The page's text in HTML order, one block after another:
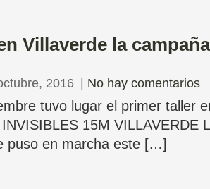
Villaverde la
2016 No hay comentarios
tuvo lugar el primer taller
15M VILLAVERDE
puso en marcha este […]